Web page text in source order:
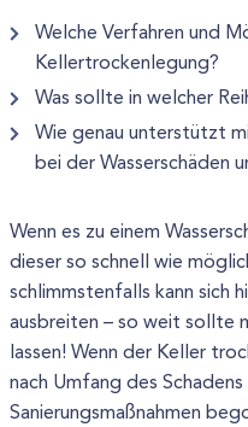
Welche Verfahren und
Kellertrockenlegung?
Was sollte in welcher
Wie genau unterstützt
bei der Wasserschäden
Wenn es zu einem
dieser so schnell wie
schlimmstenfalls kann sich
ausbreiten – so weit sollte
lassen! Wenn der Keller
nach Umfang des
Sanierungsmaßnahmen